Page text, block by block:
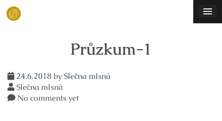
Skip
Průzkum-1
24.6.2018bySlečna mlsná
Slečna mlsná
No comments yet